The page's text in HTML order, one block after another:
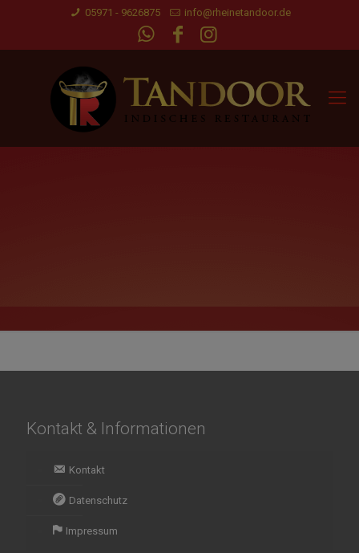
05971 - 9626875 info@rheinetandoor.de
Kontakt & Informationen
Kontakt
Datenschutz
Impressum